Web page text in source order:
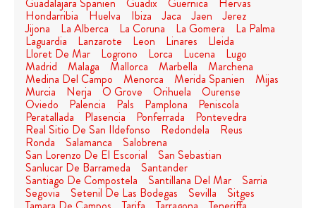
Hondarribia Huelva Ibiza Jaca Jaen Jerez
Jijona La Alberca La Coruna La Gomera La Palma
Laguardia Lanzarote Leon Linares Lleida
Lloret De Mar Logrono Lorca Lucena Lugo
Madrid Malaga Mallorca Marbella Marchena
Medina Del Campo Menorca Merida Spanien Mijas
Murcia Nerja O Grove Orihuela Ourense
Oviedo Palencia Pals Pamplona Peniscola
Peratallada Plasencia Ponferrada Pontevedra
Real Sitio De San Ildefonso Redondela Reus
Ronda Salamanca Salobrena
San Lorenzo De El Escorial San Sebastian
Sanlucar De Barrameda Santander
Santiago De Compostela Santillana Del Mar Sarria
Segovia Setenil De Las Bodegas Sevilla Sitges